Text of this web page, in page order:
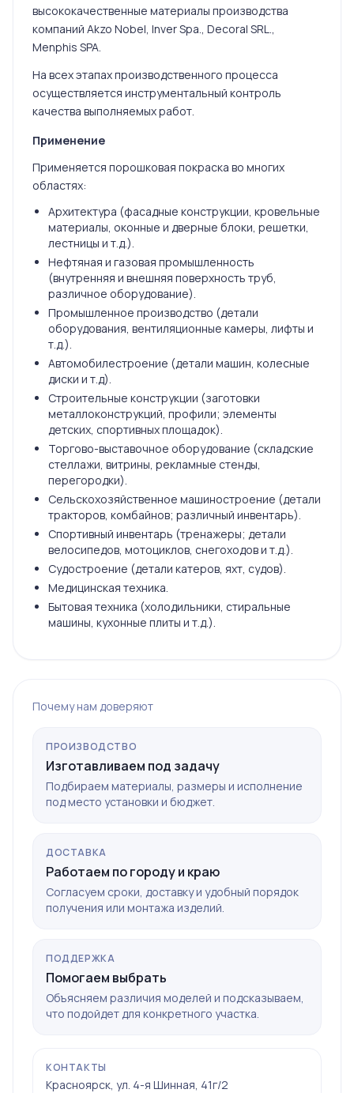
высококачественные материалы производства
компаний Akzo Nobel, Inver Spa., Decoral SRL.,
Menphis SPA.
На всех этапах производственного процесса
осуществляется инструментальный контроль
качества выполняемых работ.
Применение
Применяется порошковая покраска во многих
областях:
Архитектура (фасадные конструкции, кровельные
материалы, оконные и дверные блоки, решетки,
лестницы и т.д.).
Нефтяная и газовая промышленность
(внутренняя и внешняя поверхность труб,
различное оборудование).
Промышленное производство (детали
оборудования, вентиляционные камеры, лифты и
т.д.).
Автомобилестроение (детали машин, колесные
диски и т.д).
Строительные конструкции (заготовки
металлоконструкций, профили; элементы
детских, спортивных площадок).
Торгово-выставочное оборудование (складские
стеллажи, витрины, рекламные стенды,
перегородки).
Сельскохозяйственное машиностроение (детали
тракторов, комбайнов; различный инвентарь).
Спортивный инвентарь (тренажеры; детали
велосипедов, мотоциклов, снегоходов и т.д.).
Судостроение (детали катеров, яхт, судов).
Медицинская техника.
Бытовая техника (холодильники, стиральные
машины, кухонные плиты и т.д.).
Почему нам доверяют
ПРОИЗВОДСТВО
Изготавливаем под задачу
Подбираем материалы, размеры и исполнение
под место установки и бюджет.
ДОСТАВКА
Работаем по городу и краю
Согласуем сроки, доставку и удобный порядок
получения или монтажа изделий.
ПОДДЕРЖКА
Помогаем выбрать
Объясняем различия моделей и подсказываем,
что подойдет для конкретного участка.
КОНТАКТЫ
Красноярск, ул. 4-я Шинная, 41г/2